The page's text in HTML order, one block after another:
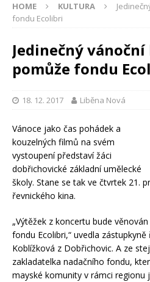
HOME KULTURA
fondu Ecolibri
Jedinečný
pomůže fondu
18. 12. 2017 Liběna Nová
Vánoce jako čas pohádek a
kouzelných filmů na svém
vystoupení představí žáci
dobřichovické základní umělecké
školy. Stane se tak ve čtvrtek 21.
řevnického kina.
„Výtěžek z koncertu bude
fondu Ecolibri,“ uvedla
Koblížková z Dobřichovic. A ze
zakladatelka nadačního fondu,
mayské komunity v rámci regionu